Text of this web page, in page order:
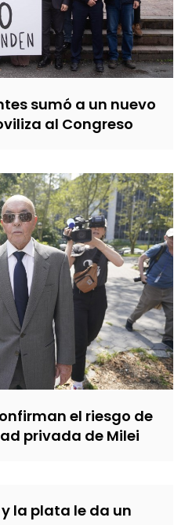
sumó a un nuevo
al Congreso
el riesgo de
privada de Milei
la plata le da un